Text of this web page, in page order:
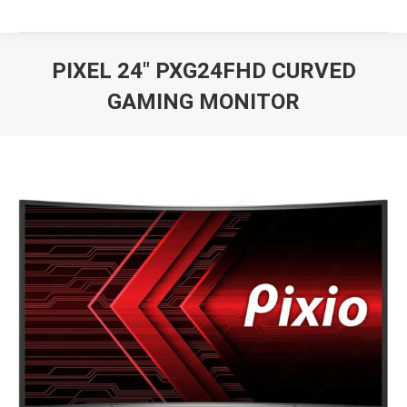
PIXEL 24″ PXG24FHD CURVED
GAMING MONITOR